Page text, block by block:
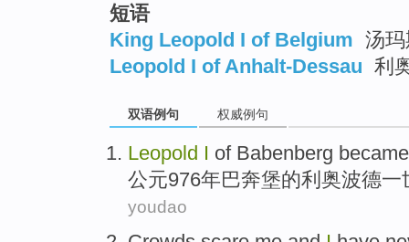
短语
King Leopold I of Belgium 汤
Leopold I of Anhalt-Dessau 利
双语例句 权威例句
Leopold I of Babenberg became
公元976年巴奔堡的利奥波德一
youdao